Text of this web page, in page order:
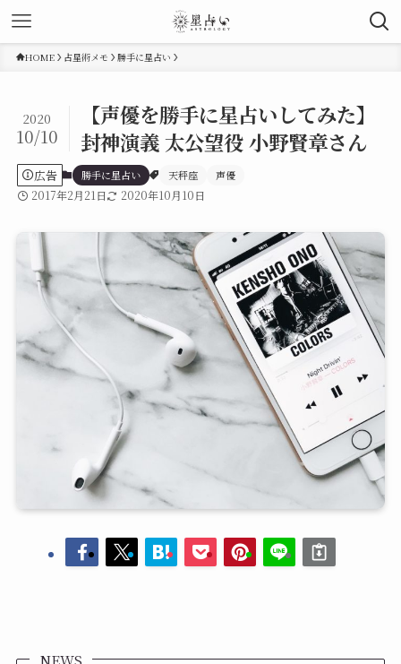
HOME 占星術メモ 勝手に星占い
【声優を勝手に星占いしてみた】
封神演義 太公望役 小野賢章さん
2020
10/10
広告 勝手に星占い 天秤座 声優
2017年2月21日 2020年10月10日
NEWS